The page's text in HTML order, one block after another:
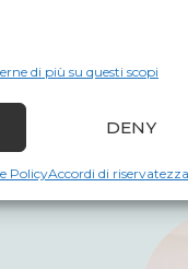
di più su questi scopi
DENY
PolicyAccordi di riservatezza